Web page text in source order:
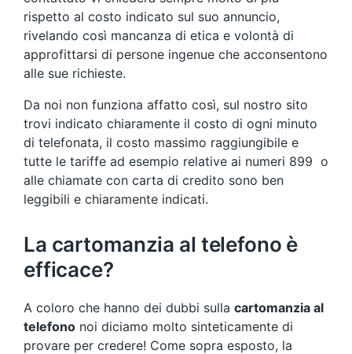
rispetto al costo indicato sul suo annuncio,
rivelando così mancanza di etica e volontà di
approfittarsi di persone ingenue che acconsentono
alle sue richieste.
Da noi non funziona affatto così, sul nostro sito
trovi indicato chiaramente il costo di ogni minuto
di telefonata, il costo massimo raggiungibile e
tutte le tariffe ad esempio relative ai numeri 899 o
alle chiamate con carta di credito sono ben
leggibili e chiaramente indicati.
La cartomanzia al telefono è
efficace?
A coloro che hanno dei dubbi sulla cartomanzia al
telefono noi diciamo molto sinteticamente di
provare per credere! Come sopra esposto, la